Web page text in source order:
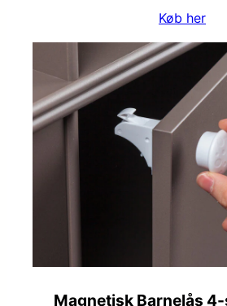
Køb her
Magnetisk Barnelås